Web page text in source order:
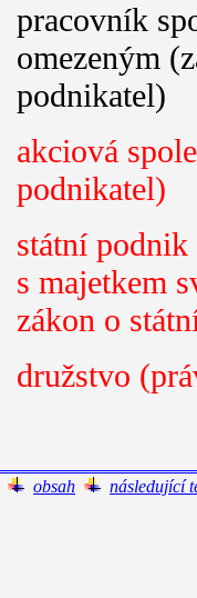
pracovník
omezeným
podnikatel)
akciová
podnikatel)
státní
s majetkem
zákon o
družstvo
obsah následující